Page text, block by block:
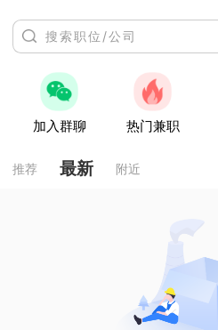
加入群聊 热门兼职
推荐 最新 附近